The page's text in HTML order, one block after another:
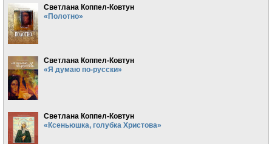
Светлана Коппел-Ковтун
«Полотно»
Светлана Коппел-Ковтун
«Я думаю по-русски»
Светлана Коппел-Ковтун
«Ксеньюшка, голубка Христова»